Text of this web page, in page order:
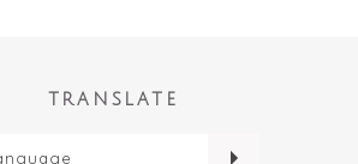
TRANSLATE